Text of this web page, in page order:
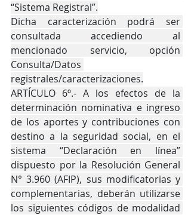
“Sistema Registral”.
Dicha caracterización podrá ser
consultada accediendo al
mencionado servicio, opción
Consulta/Datos
registrales/caracterizaciones.
ARTÍCULO 6º.- A los efectos de la
determinación nominativa e ingreso
de los aportes y contribuciones con
destino a la seguridad social, en el
sistema “Declaración en línea”
dispuesto por la Resolución General
N° 3.960 (AFIP), sus modificatorias y
complementarias, deberán utilizarse
los siguientes códigos de modalidad